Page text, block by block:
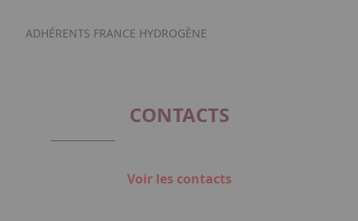
ADHÉRENTS FRANCE HYDROGÈNE
CONTACTS
Voir les contacts